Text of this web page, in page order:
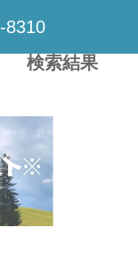
8310
検索結果